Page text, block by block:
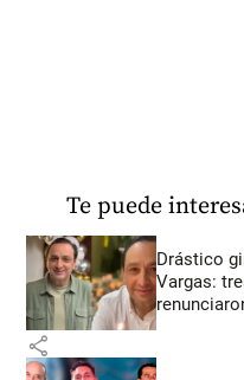
Te puede
Drástico
Vargas:
share